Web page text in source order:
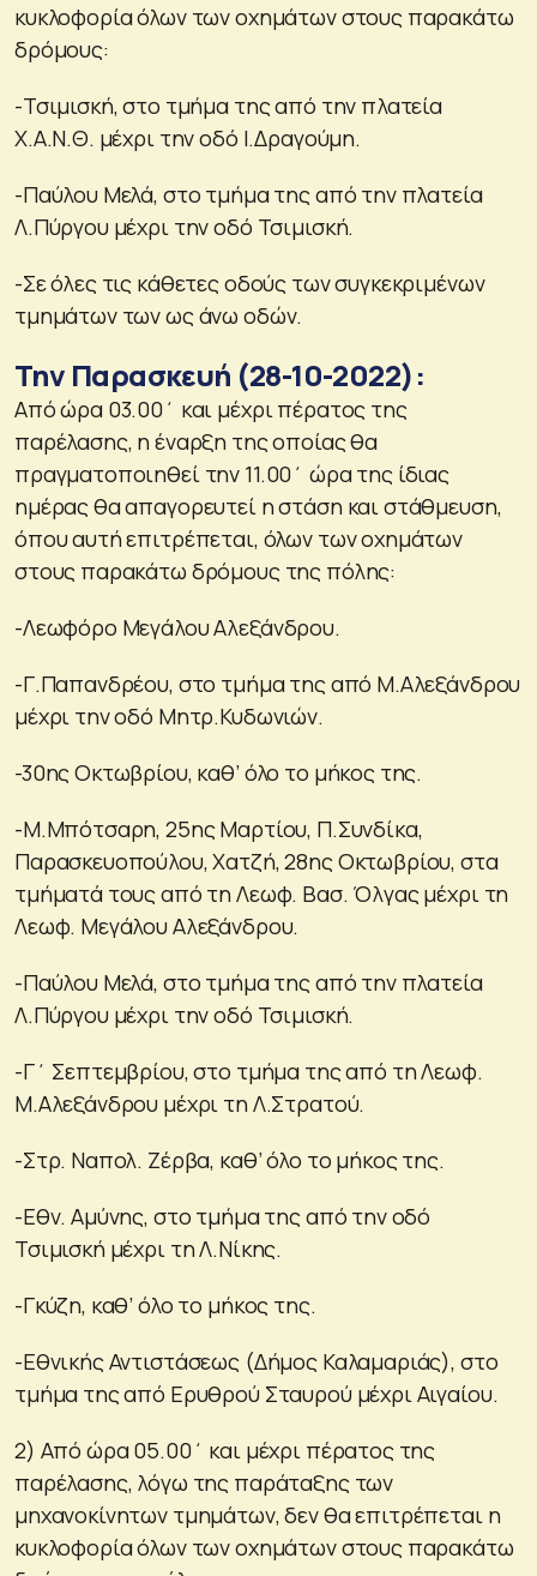
κυκλοφορία όλων των οχημάτων στους παρακάτω
δρόμους:
-Τσιμισκή, στο τμήμα της από την πλατεία
Χ.Α.Ν.Θ. μέχρι την οδό Ι.Δραγούμη.
-Παύλου Μελά, στο τμήμα της από την πλατεία
Λ.Πύργου μέχρι την οδό Τσιμισκή.
-Σε όλες τις κάθετες οδούς των συγκεκριμένων
τμημάτων των ως άνω οδών.
Την Παρασκευή (28-10-2022):
Από ώρα 03.00΄ και μέχρι πέρατος της
παρέλασης, η έναρξη της οποίας θα
πραγματοποιηθεί την 11.00΄ ώρα της ίδιας
ημέρας θα απαγορευτεί η στάση και στάθμευση,
όπου αυτή επιτρέπεται, όλων των οχημάτων
στους παρακάτω δρόμους της πόλης:
-Λεωφόρο Μεγάλου Αλεξάνδρου.
-Γ.Παπανδρέου, στο τμήμα της από Μ.Αλεξάνδρου
μέχρι την οδό Μητρ.Κυδωνιών.
-30ης Οκτωβρίου, καθ’ όλο το μήκος της.
-Μ.Μπότσαρη, 25ης Μαρτίου, Π.Συνδίκα,
Παρασκευοπούλου, Χατζή, 28ης Οκτωβρίου, στα
τμήματά τους από τη Λεωφ. Βασ. Όλγας μέχρι τη
Λεωφ. Μεγάλου Αλεξάνδρου.
-Παύλου Μελά, στο τμήμα της από την πλατεία
Λ.Πύργου μέχρι την οδό Τσιμισκή.
-Γ΄ Σεπτεμβρίου, στο τμήμα της από τη Λεωφ.
Μ.Αλεξάνδρου μέχρι τη Λ.Στρατού.
-Στρ. Ναπολ. Ζέρβα, καθ’ όλο το μήκος της.
-Εθν. Αμύνης, στο τμήμα της από την οδό
Τσιμισκή μέχρι τη Λ.Νίκης.
-Γκύζη, καθ’ όλο το μήκος της.
-Εθνικής Αντιστάσεως (Δήμος Καλαμαριάς), στο
τμήμα της από Ερυθρού Σταυρού μέχρι Αιγαίου.
2) Από ώρα 05.00΄ και μέχρι πέρατος της
παρέλασης, λόγω της παράταξης των
μηχανοκίνητων τμημάτων, δεν θα επιτρέπεται η
κυκλοφορία όλων των οχημάτων στους παρακάτω